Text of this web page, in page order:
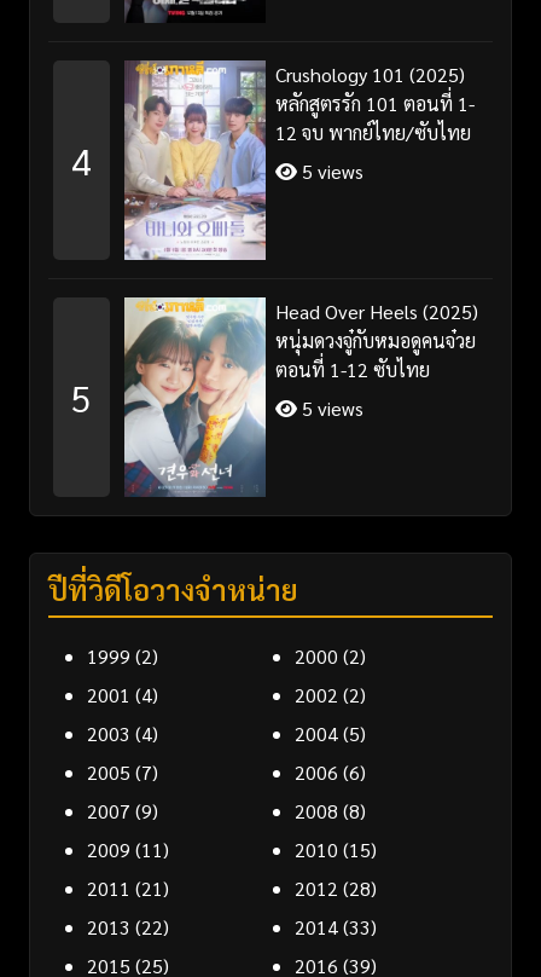
4
Crushology 101 (2025)
หลักสูตรรัก 101 ตอนที่ 1-
12 จบ พากย์ไทย/ซับไทย
5 views
5
Head Over Heels (2025)
หนุ่มดวงจู๋กับหมอดูคนจ๋วย
ตอนที่ 1-12 ซับไทย
5 views
ปีที่วิดีโอวางจำหน่าย
1999 (2) 2000 (2)
2001 (4) 2002 (2)
2003 (4) 2004(5)
2005 (7) 2006 (6)
2007 (9) 2008 (8)
2009 (11) 2010 (15)
2011 (21) 2012 (28)
2013 (22) 2014(33)
2015 (25) 2016 (39)